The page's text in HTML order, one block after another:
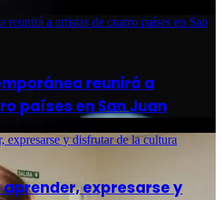
reunirá a artistas de cuatro países en San
reunirá a
países en San Juan
expresarse y disfrutar de la cultura
expresarse y